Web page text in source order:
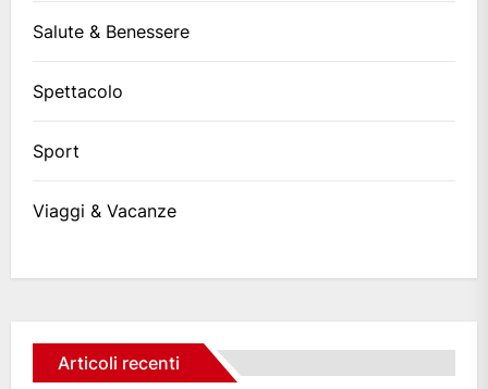
Salute & Benessere
Spettacolo
Sport
Viaggi & Vacanze
Articoli recenti